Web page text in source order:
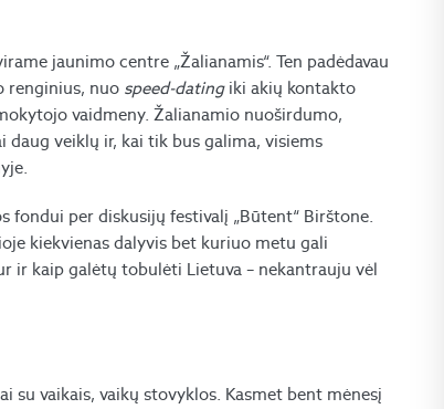
jaunimo centre „Žalianamis“. Ten padėdavau
renginius, nuo speed-datingiki akių kontakto
vaidmeny. Žalianamio nuoširdumo,
veiklų ir, kai tik bus galima, visiems
fondui per diskusijų festivalį „Būtent“ Birštone.
kiekvienas dalyvis bet kuriuo metu gali
ir kaip galėtų tobulėti Lietuva – nekantrauju vėl
vaikais, vaikų stovyklos. Kasmet bent mėnesį